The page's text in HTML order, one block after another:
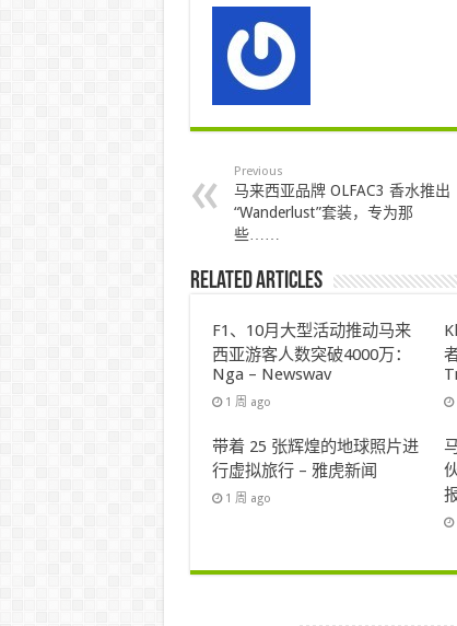
Previous
马来西亚品牌 OLFAC3 香水推出
“Wanderlust”套装，专为那
些……
Related Articles
F1、10月大型活动推动马来
西亚游客人数突破4000万：
Nga – Newswav
1 周 ago
带着 25 张辉煌的地球照片进
行虚拟旅行 – 雅虎新闻
1 周 ago